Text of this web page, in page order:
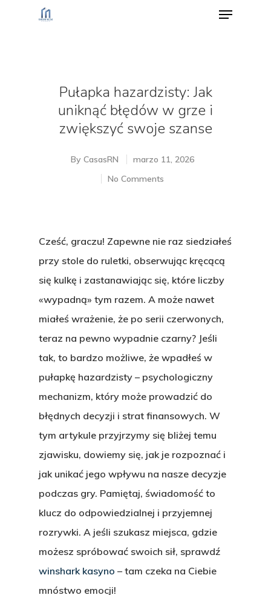
Pułapka hazardzisty: Jak
uniknąć błędów w grze i
zwiększyć swoje szanse
By CasasRN
marzo 11, 2026
No Comments
Cześć, graczu! Zapewne nie raz siedziałeś
przy stole do ruletki, obserwując kręcącą
się kulkę i zastanawiając się, które liczby
«wypadną» tym razem. A może nawet
miałeś wrażenie, że po serii czerwonych,
teraz na pewno wypadnie czarny? Jeśli
tak, to bardzo możliwe, że wpadłeś w
pułapkę hazardzisty – psychologiczny
mechanizm, który może prowadzić do
błędnych decyzji i strat finansowych. W
tym artykule przyjrzymy się bliżej temu
zjawisku, dowiemy się, jak je rozpoznać i
jak unikać jego wpływu na nasze decyzje
podczas gry. Pamiętaj, świadomość to
klucz do odpowiedzialnej i przyjemnej
rozrywki. A jeśli szukasz miejsca, gdzie
możesz spróbować swoich sił, sprawdź
winshark kasyno – tam czeka na Ciebie
mnóstwo emocji!